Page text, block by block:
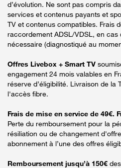
d’évolution. Ne sont pas compris
services et contenus payants et
TV et contenus compatibles. Frais
raccordement ADSL/VDSL, en
nécessaire (diagnostiqué au
Offres Livebox + Smart TV
engagement 24 mois valables en
réserve d’éligibilité. Livraison de la
l'accès fibre.
Frais de mise en service de 49€.
Perte du remboursement pour la
résiliation ou de changement
abonnement à l’une des offres
Remboursement jusqu’à 150€